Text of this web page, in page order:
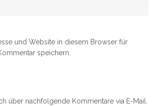
und Website in diesem Browser für
speichern.
über nachfolgende Kommentare via E-Mail.